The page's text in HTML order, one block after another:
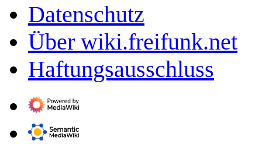
Datenschutz
Über wiki.freifunk.net
Haftungsausschluss